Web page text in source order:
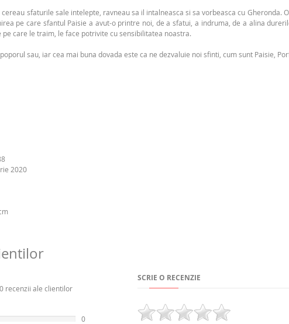
sfaturile sale intelepte, ravneau sa il intalneasca si sa vorbeasca cu
pe care sfantul Paisie a avut-o printre noi, de a sfatui, a indruma, de a alina
care le traim, le face potrivite cu sensibilitatea noastra.
sau, iar cea mai buna dovada este ca ne dezvaluie noi sfinti, cum sunt Paisie,
2020
recenzii ale clientilor
0
SCRIE O RECENZIE